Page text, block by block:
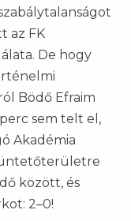
az FK
De hogy
Bödő Efraim
sem telt el,
Akadémia
között, és
2–0!